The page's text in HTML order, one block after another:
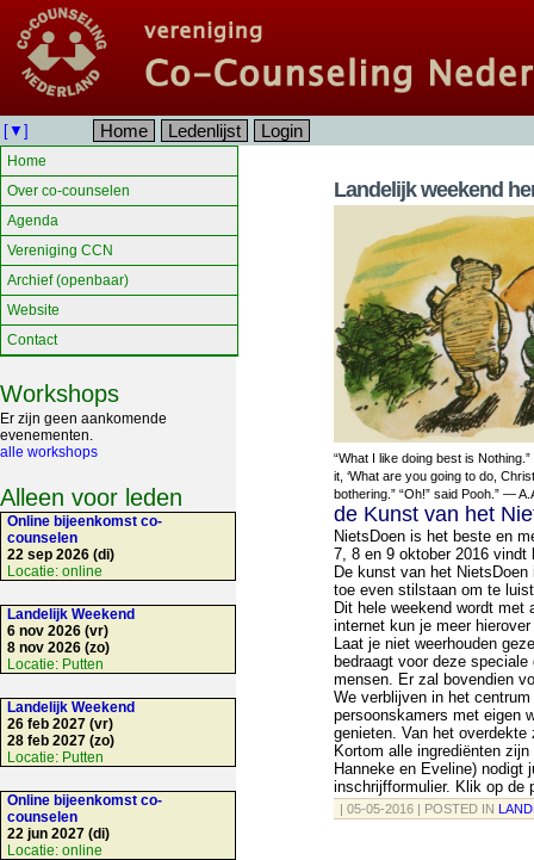
[▼] Home Ledenlijst Login
Landelijk weekend
“What I like doing best is
it, ‘What are you going to do,
bothering.” “Oh!” said Pooh.” ―
de Kunst van het
NietsDoen is het beste en
7, 8 en 9 oktober 2016 vindt
De kunst van het
toe even stilstaan om te
Dit hele weekend wordt
internet kun je meer
Laat je niet weerhouden
bedraagt voor deze
mensen. Er zal bovendien
We verblijven in het centrum
persoonskamers met eigen
genieten. Van het
Kortom alle ingrediënten
Hanneke en Eveline)
inschrijfformulier. Klik op de
| 05-05-2016 | POSTED IN
Home
Over co-counselen
Agenda
Vereniging CCN
Archief (openbaar)
Website
Contact
Workshops
Er zijn geen aankomende
evenementen.
alle workshops
Alleen voor leden
Online bijeenkomst co-
counselen
22 sep 2026 (di)
Locatie: online
Landelijk Weekend
6 nov 2026 (vr)
8 nov 2026 (zo)
Locatie: Putten
Landelijk Weekend
26 feb 2027 (vr)
28 feb 2027 (zo)
Locatie: Putten
Online bijeenkomst co-
counselen
22 jun 2027 (di)
Locatie: online